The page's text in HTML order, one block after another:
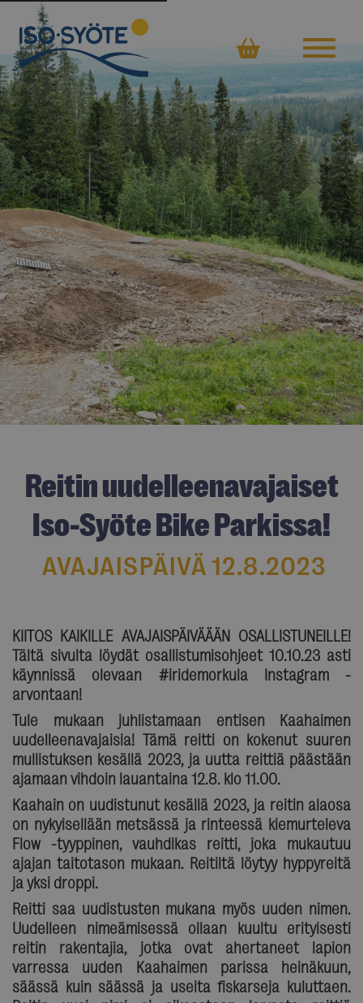
Reitin uudelleenavajaiset
Iso-Syöte Bike Parkissa!
AVAJAISPÄIVÄ 12.8.2023
KIITOS KAIKILLE AVAJAISPÄIVÄÄÄN OSALLISTUNEILLE!
Tältä sivulta löydät osallistumisohjeet 10.10.23 asti
käynnissä olevaan #iridemorkula Instagram -
arvontaan!
Tule mukaan juhlistamaan entisen Kaahaimen
uudelleenavajaisia! Tämä reitti on kokenut suuren
mullistuksen kesällä 2023, ja uutta reittiä päästään
ajamaan vihdoin lauantaina 12.8. klo 11.00.
Kaahain on uudistunut kesällä 2023, ja reitin alaosa
on nykyisellään metsässä ja rinteessä kiemurteleva
Flow -tyyppinen, vauhdikas reitti, joka mukautuu
ajajan taitotason mukaan. Reitiltä löytyy hyppyreitä
ja yksi droppi.
Reitti saa uudistusten mukana myös uuden nimen.
Uudelleen nimeämisessä ollaan kuultu erityisesti
reitin rakentajia, jotka ovat ahertaneet lapion
varressa uuden Kaahaimen parissa heinäkuun,
säässä kuin säässä ja useita fiskarseja kuluttaen.